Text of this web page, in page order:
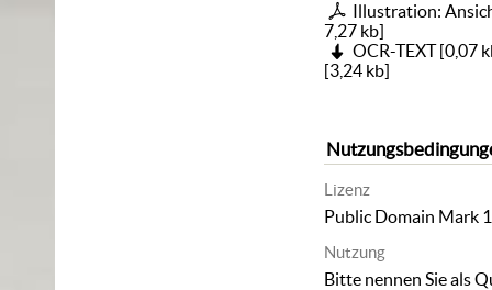
Illustration:
7,27 kb]
OCR-TEXT[0,07
[3,24 kb]
Lizenz
Public Domain Mark
Nutzung
Bitte nennen Sie als